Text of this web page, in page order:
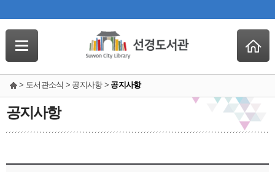
> 도서관소식 > 공지사항 > 공지사항
공지사항